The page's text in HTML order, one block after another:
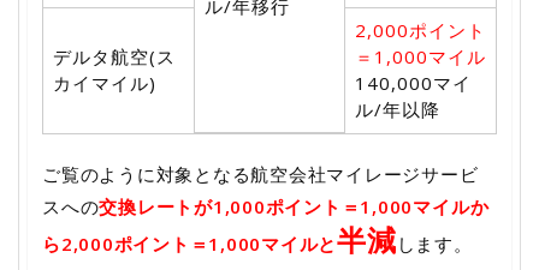
ル/年移行
デルタ航空(ス
カイマイル)
2,000ポイント
＝1,000マイル
140,000マイ
ル/年以降
ご覧のように対象となる航空会社マイレージサービ
スへの交換レートが1,000ポイント＝1,000マイルか
ら2,000ポイント＝1,000マイルと半減 します。